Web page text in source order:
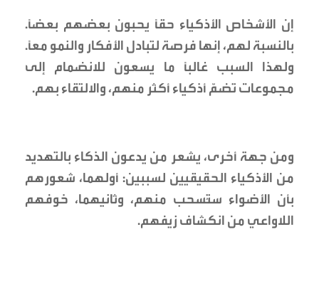
إن الأشخاص الأذكياء حقاً يحبون بعضهم بعضاً.
بالنسبة لهم، إنها فرصة لتبادل الأفكار والنمو معاً.
ولهذا السبب غالباً ما يسعون للانضمام إلى
مجموعات تضمّ أذكياء أكثر منهم، والالتقاء بهم.
ومن جهة أخرى، يشعر من يدعون الذكاء بالتهديد
من الأذكياء الحقيقيين لسببين: أولهما، شعورهم
بأن الأضواء ستُسحب منهم، وثانيهما، خوفهم
اللاواعي من انكشاف زيفهم.